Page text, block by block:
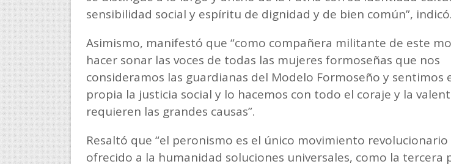
sensibilidad social y espíritu de dignidad y de bien común”, indicó.
Asimismo, manifestó que “como compañera militante de este
hacer sonar las voces de todas las mujeres formoseñas que nos
consideramos las guardianas del Modelo Formoseño y sentimos
propia la justicia social y lo hacemos con todo el coraje y la
requieren las grandes causas”.
Resaltó que “el peronismo es el único movimiento revolucionario
ofrecido a la humanidad soluciones universales, como la tercera